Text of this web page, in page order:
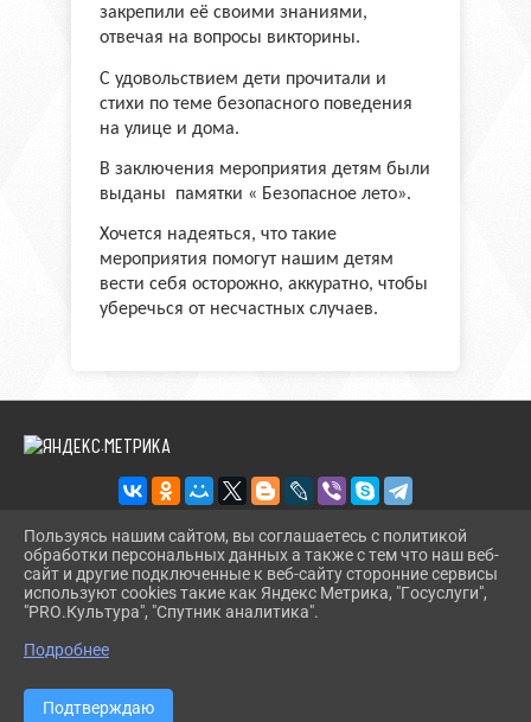
закрепили её своими знаниями,
отвечая на вопросы викторины.
С удовольствием дети прочитали и
стихи по теме безопасного поведения
на улице и дома.
В заключения мероприятия детям были
выданы памятки « Безопасное лето».
Хочется надеяться, что такие
мероприятия помогут нашим детям
вести себя осторожно, аккуратно, чтобы
уберечься от несчастных случаев.
2026 Г. BMLIBR.RU
ВХОД
КАРТА САЙТА
СДЕЛАНО НА KUBCMS
РАЗРАБОТКА И ПОДДЕРЖКА
Пользуясь нашим сайтом, вы соглашаетесь с политикой
обработки персональных данных а также с тем что наш веб-
сайт и другие подключенные к веб-сайту сторонние сервисы
используют cookies такие как Яндекс Метрика, "Госуслуги",
"PRO.Культура", "Спутник аналитика".
Подробнее
Подтверждаю